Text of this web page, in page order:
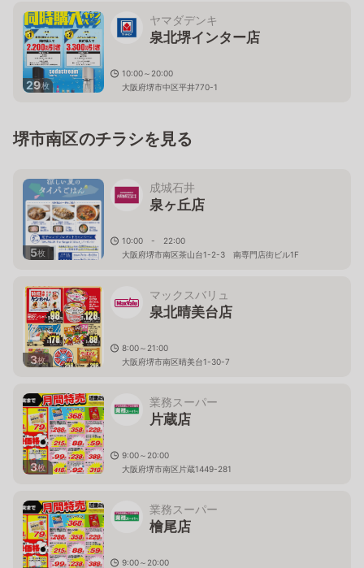
29枚
ヤマダデンキ
泉北堺インター店
10:00～20:00
大阪府堺市中区平井770-1
堺市南区のチラシを見る
5枚
成城石井
泉ヶ丘店
10:00 - 22:00
大阪府堺市南区茶山台1-2-3 南専門店街ビル1F
3枚
マックスバリュ
泉北晴美台店
8:00～21:00
大阪府堺市南区晴美台1-30-7
3枚
業務スーパー
片蔵店
9:00～20:00
大阪府堺市南区片蔵1449-281
業務スーパー
檜尾店
9:00～20:00